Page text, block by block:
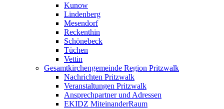
Kunow
Lindenberg
Mesendorf
Reckenthin
Schönebeck
Tüchen
Vettin
Gesamtkirchengemeinde Region Pritzwalk
Nachrichten Pritzwalk
Veranstaltungen Pritzwalk
Ansprechpartner und Adressen
EKIDZ MiteinanderRaum